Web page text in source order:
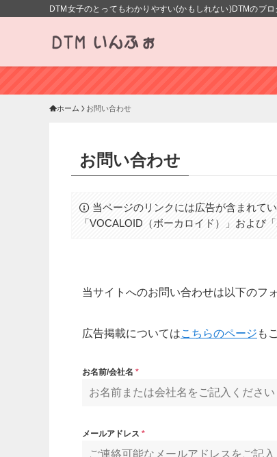
DTM女子のとってもわかりやすい(かもしれない)DTMのブロ
ホーム お問い合わせ
お問い合わせ
当ページのリンクには広告が含まれてい
「VOCALOID（ボーカロイド）」および
当サイトへのお問い合わせは以下のフ
広告掲載についてはこちらのページ も
お名前/会社名 *
メールアドレス *